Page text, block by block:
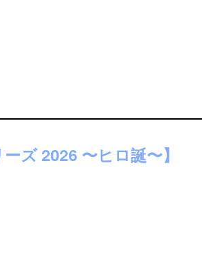
ズ 2026 〜ヒロ誕〜】